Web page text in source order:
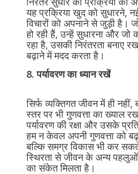
यह प्रक्रिया खुद को सुधारने,
विचारों को अपनाने से जुड़ी है।
हो रही हैं, उन्हें सुधारना और जो
रहा है, उसकी निरंतरता बनाए
बढ़ाने में मदद करता है।
8. पर्यावरण का ध्यान रखें
सिर्फ व्यक्तिगत जीवन में ही
स्तर पर भी गुणवत्ता का ख्याल
पर्यावरण की रक्षा और उसके
हम न केवल अपनी गुणवत्ता को
बल्कि समग्र विकास भी कर
स्थिरता से जीवन के अन्य पहलुओं
का संकेत मिलता है।